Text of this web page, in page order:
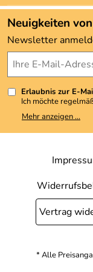
www.hepco-
Angebote
4,9/5*****
Neuigkeiten
Newsletter
Erlaubnis zur E-
Ich möchte
Meine E-Mail-
weitergegeben. Zu
kann ich jederzeit
den Link
Mehr anzeigen ...
Vertrag
* Alle